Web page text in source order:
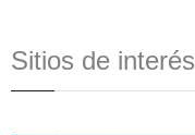
Sitios de interés